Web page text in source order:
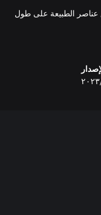
عناصر الطبيعة على طول